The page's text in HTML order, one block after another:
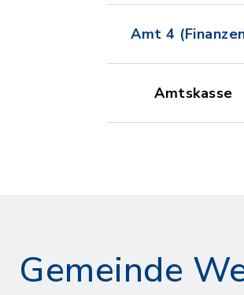
Amt 4
Amtskasse
Gemeinde